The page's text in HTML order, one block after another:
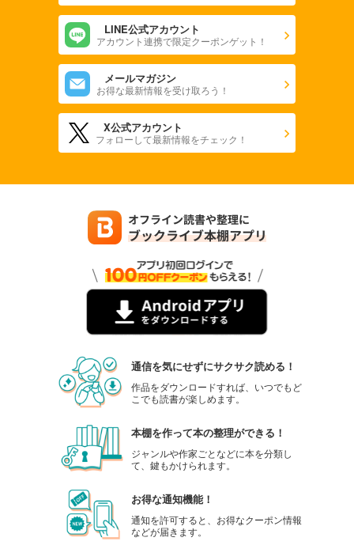
LINE公式アカウント
アカウント連携で限定クーポンゲット！
メールマガジン
お得な最新情報を受け取ろう！
X公式アカウント
フォローして最新情報をチェック！
通信を気にせずにサクサク読める！
作品をダウンロードすれば、いつでもど
こでも読書が楽しめます。
本棚を作って本の整理ができる！
ジャンルや作家ごとなどに本を分類し
て、鍵もかけられます。
お得な通知機能！
通知を許可すると、お得なクーポン情報
などが届きます。